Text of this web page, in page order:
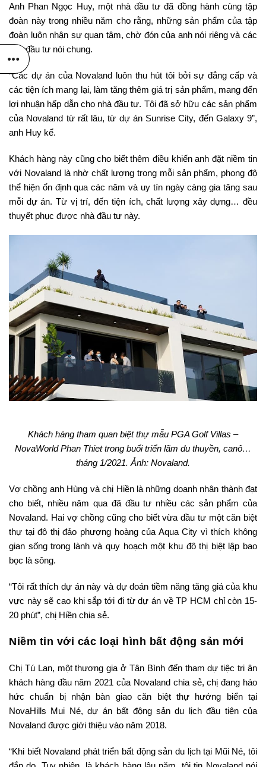
Anh Phan Ngọc Huy, một nhà đầu tư đã đồng hành cùng tập
đoàn này trong nhiều năm cho rằng, những sản phẩm của tập
đoàn luôn nhận sự quan tâm, chờ đón của anh nói riêng và các
nhà đầu tư nói chung.
“Các dự án của Novaland luôn thu hút tôi bởi sự đẳng cấp và
các tiện ích mang lại, làm tăng thêm giá trị sản phẩm, mang đến
lợi nhuận hấp dẫn cho nhà đầu tư. Tôi đã sở hữu các sản phẩm
của Novaland từ rất lâu, từ dự án Sunrise City, đến Galaxy 9”,
anh Huy kể.
Khách hàng này cũng cho biết thêm điều khiến anh đặt niềm tin
với Novaland là nhờ chất lượng trong mỗi sản phẩm, phong độ
thể hiện ổn định qua các năm và uy tín ngày càng gia tăng sau
mỗi dự án. Từ vị trí, đến tiện ích, chất lượng xây dựng… đều
thuyết phục được nhà đầu tư này.
Khách hàng tham quan biệt thự mẫu PGA Golf Villas –
NovaWorld Phan Thiet trong buổi triển lãm du thuyền, canô…
tháng 1/2021. Ảnh: Novaland.
Vợ chồng anh Hùng và chị Hiền là những doanh nhân thành đạt
cho biết, nhiều năm qua đã đầu tư nhiều các sản phẩm của
Novaland. Hai vợ chồng cũng cho biết vừa đầu tư một căn biệt
thự tại đô thị đảo phượng hoàng của Aqua City vì thích không
gian sống trong lành và quy hoạch một khu đô thị biệt lập bao
bọc là sông.
“Tôi rất thích dự án này và dự đoán tiềm năng tăng giá của khu
vực này sẽ cao khi sắp tới đi từ dự án về TP HCM chỉ còn 15-
20 phút”, chị Hiền chia sẻ.
Niềm tin với các loại hình bất động sản mới
Chị Tú Lan, một thương gia ở Tân Bình đến tham dự tiệc tri ân
khách hàng đầu năm 2021 của Novaland chia sẻ, chị đang háo
hức chuẩn bị nhận bàn giao căn biệt thự hướng biển tại
NovaHills Mui Né, dự án bất động sản du lịch đầu tiên của
Novaland được giới thiệu vào năm 2018.
“Khi biết Novaland phát triển bất động sản du lịch tại Mũi Né, tôi